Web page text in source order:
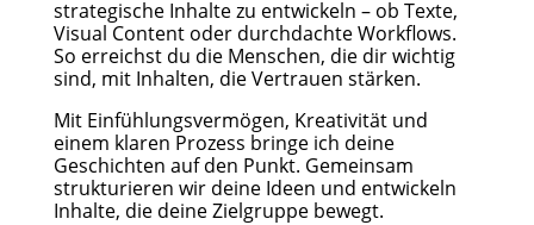
strategische Inhalte zu entwickeln – ob Texte,
Visual Content oder durchdachte Workflows.
So erreichst du die Menschen, die dir wichtig
sind, mit Inhalten, die Vertrauen stärken.
Mit Einfühlungsvermögen, Kreativität und
einem klaren Prozess bringe ich deine
Geschichten auf den Punkt. Gemeinsam
strukturieren wir deine Ideen und entwickeln
Inhalte, die deine Zielgruppe bewegt.